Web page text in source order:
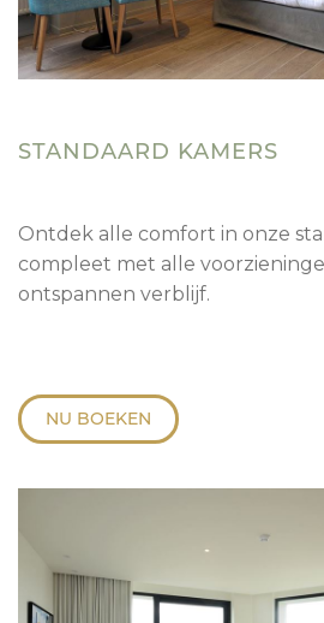
STANDAARD KAMERS
Ontdek alle comfort in onze
compleet met alle
ontspannen verblijf.
NU BOEKEN